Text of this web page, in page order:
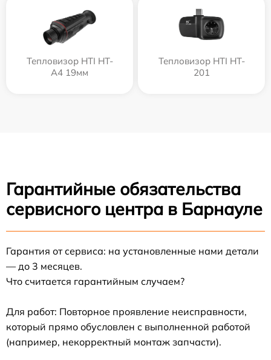
Тепловизор HTI HT-
A4 19мм
Тепловизор HTI HT-
201
Гарантийные обязательства
сервисного центра в Барнауле
Гарантия от сервиса: на установленные нами детали
— до 3 месяцев.
Что считается гарантийным случаем?
Для работ: Повторное проявление неисправности,
который прямо обусловлен с выполненной работой
(например, некорректный монтаж запчасти).